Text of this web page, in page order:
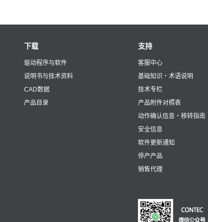
下载
驱动程序与软件
说明书与技术资料
CAD数据
产品目录
支持
客服中心
基础知识・术语说明
技术专栏
产品附件对照表
动作确认信息・移转指南
安全信息
软件更新通知
停产产品
销售代理